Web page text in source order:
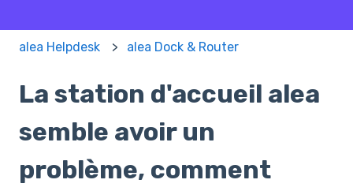
alea Helpdesk alea Dock & Router
La station d'accueil alea
semble avoir un
problème, comment